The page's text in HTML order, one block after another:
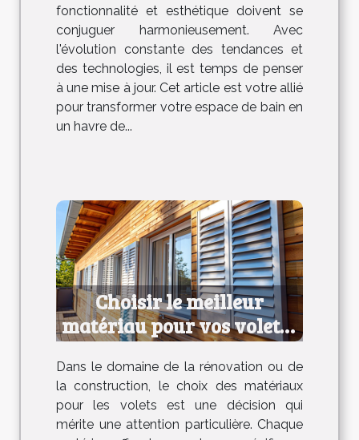
fonctionnalité et esthétique doivent se
conjuguer harmonieusement. Avec
l'évolution constante des tendances et
des technologies, il est temps de penser
à une mise à jour. Cet article est votre allié
pour transformer votre espace de bain en
un havre de...
Choisir le meilleur
matériau pour vos volets :
avantages et
inconvénients
Dans le domaine de la rénovation ou de
la construction, le choix des matériaux
pour les volets est une décision qui
mérite une attention particulière. Chaque